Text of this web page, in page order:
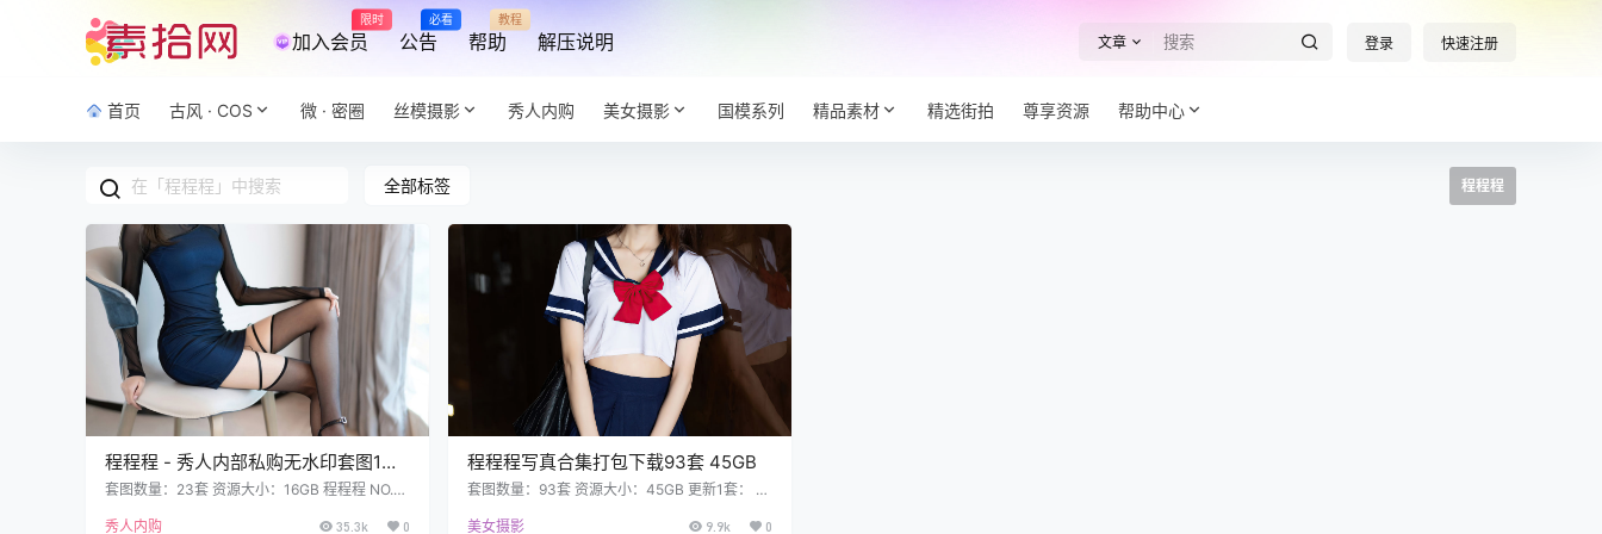
加入会员
限时
公告
必看
帮助
教程
解压说明 文章 登录 快速注册
首页 古风 · COS 微 · 密圈 丝模摄影 秀人内购 美女摄影 国模系列 精品素材 精选街拍 尊享资源 帮助中心
全部标签 程程程
程程程 - 秀人内部私购无水印套图1套
1.24GB
套图数量：23套 资源大小：16GB 程程程 NO.0
24GB] 预览图经过裁剪压缩，包内为原图无水印
秀人内购 35.3k 0
程程程写真合集打包下载93套 45GB
套图数量：93套 资源大小：45GB 更新1套： XI
1P／608MB] 完整版菜单 MFStar模范学院 201
美女摄影 9.9k 0